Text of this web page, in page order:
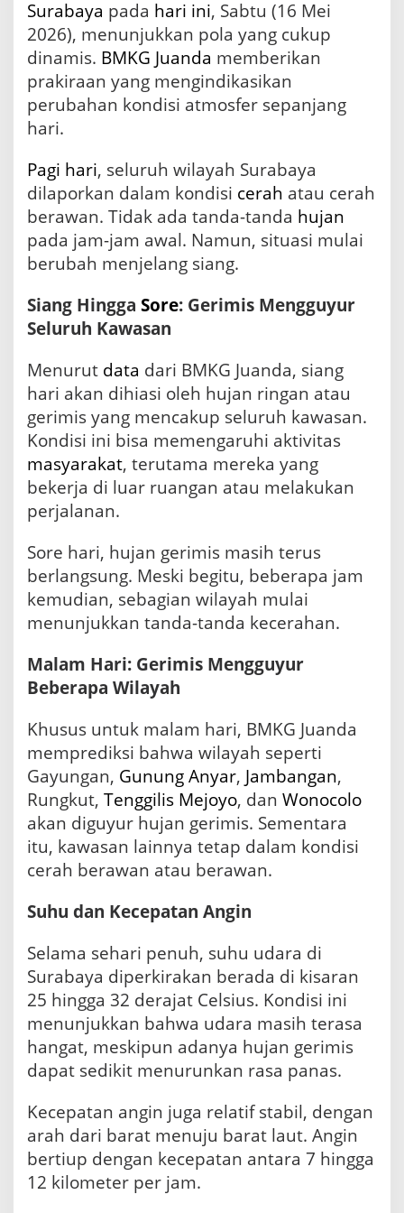
y
u
S
e
u
a
W
i
l
y
h
h
u
S
a
b
i
s
a
a
2
2
D
r
a
j
t
C
s
u
s
Surabaya pada hari ini, Sabtu (16 Mei
2026), menunjukkan pola yang cukup
dinamis. BMKG Juanda memberikan
prakiraan yang mengindikasikan
perubahan kondisi atmosfer sepanjang
hari.
Pagi hari, seluruh wilayah Surabaya
dilaporkan dalam kondisi cerah atau cerah
berawan. Tidak ada tanda-tanda hujan
pada jam-jam awal. Namun, situasi mulai
berubah menjelang siang.
Siang Hingga Sore: Gerimis Mengguyur
Seluruh Kawasan
Menurut data dari BMKG Juanda, siang
hari akan dihiasi oleh hujan ringan atau
gerimis yang mencakup seluruh kawasan.
Kondisi ini bisa memengaruhi aktivitas
masyarakat, terutama mereka yang
bekerja di luar ruangan atau melakukan
perjalanan.
Sore hari, hujan gerimis masih terus
berlangsung. Meski begitu, beberapa jam
kemudian, sebagian wilayah mulai
menunjukkan tanda-tanda kecerahan.
Malam Hari: Gerimis Mengguyur
Beberapa Wilayah
Khusus untuk malam hari, BMKG Juanda
memprediksi bahwa wilayah seperti
Gayungan, Gunung Anyar, Jambangan,
Rungkut, Tenggilis Mejoyo, dan Wonocolo
akan diguyur hujan gerimis. Sementara
itu, kawasan lainnya tetap dalam kondisi
cerah berawan atau berawan.
Suhu dan Kecepatan Angin
Selama sehari penuh, suhu udara di
Surabaya diperkirakan berada di kisaran
25 hingga 32 derajat Celsius. Kondisi ini
menunjukkan bahwa udara masih terasa
hangat, meskipun adanya hujan gerimis
dapat sedikit menurunkan rasa panas.
Kecepatan angin juga relatif stabil, dengan
arah dari barat menuju barat laut. Angin
bertiup dengan kecepatan antara 7 hingga
12 kilometer per jam.